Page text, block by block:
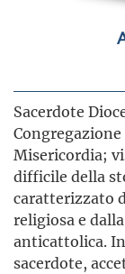
Sacerdote
Congregazione
Misericordia;
difficile della
caratterizzato
religiosa e
anticattolica.
sacerdote,